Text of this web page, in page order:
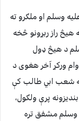
وسلم او ملګرو ته
هيڅ راز ربړونو څخه
د هيڅ ډول
ورکړ آخر هغوی د
په شعب ابي طالب کې
پرې ولګول،
وسلم مشفق تره